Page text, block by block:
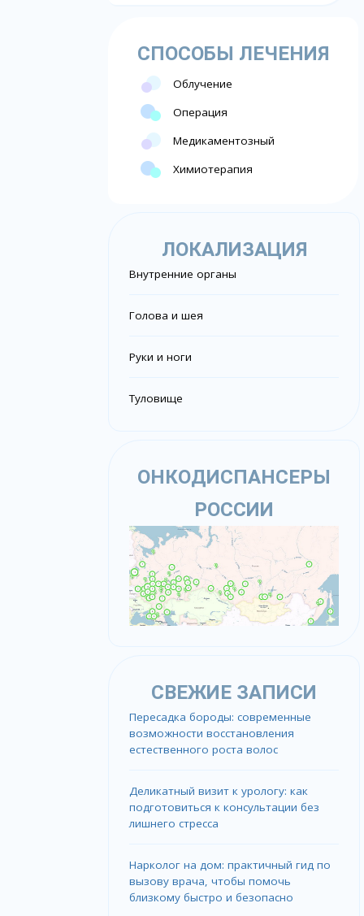
СПОСОБЫ ЛЕЧЕНИЯ
Облучение
Операция
Медикаментозный
Химиотерапия
ЛОКАЛИЗАЦИЯ
Внутренние органы
Голова и шея
Руки и ноги
Туловище
ОНКОДИСПАНСЕРЫ
РОССИИ
СВЕЖИЕ ЗАПИСИ
Пересадка бороды: современные
возможности восстановления
естественного роста волос
Деликатный визит к урологу: как
подготовиться к консультации без
лишнего стресса
Нарколог на дом: практичный гид по
вызову врача, чтобы помочь
близкому быстро и безопасно